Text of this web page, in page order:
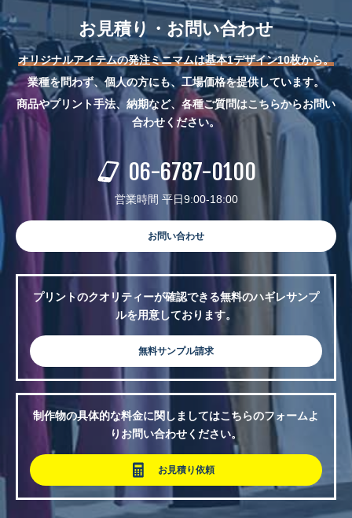
お見積り・お問い合わせ
オリジナルアイテムの発注ミニマムは基本1デザイン10枚から。
業種を問わず、個人の方にも、工場価格を提供しています。
商品やプリント手法、納期など、各種ご質問はこちらからお問い
合わせください。
06-6787-0100
営業時間 平日9:00-18:00
お問い合わせ
プリントのクオリティーが確認できる無料のハギレサンプ
ルを用意しております。
無料サンプル請求
制作物の具体的な料金に関しましてはこちらのフォームよ
りお問い合わせください。
お見積り依頼